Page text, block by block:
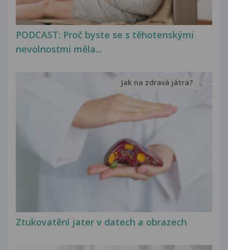
PODCAST: Proč byste se s těhotenskými
nevolnostmi měla...
Ztukovatění jater v datech a obrazech
Jak na zdravá játra?